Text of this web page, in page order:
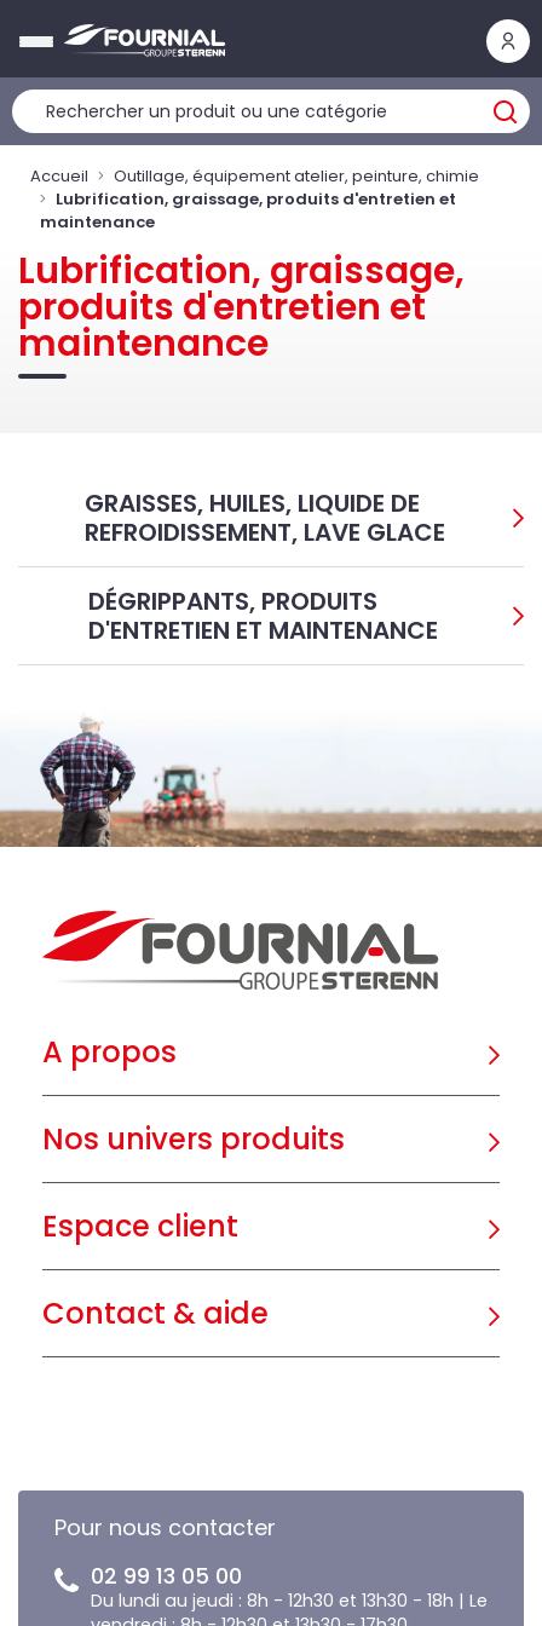
Accueil
Outillage, équipement atelier, peinture, chimie
Lubrification, graissage, produits d'entretien et
maintenance
Lubrification, graissage,
produits d'entretien et
maintenance
GRAISSES, HUILES, LIQUIDE DE
REFROIDISSEMENT, LAVE GLACE
DÉGRIPPANTS, PRODUITS
D'ENTRETIEN ET MAINTENANCE
A propos
Nos univers produits
Espace client
Contact & aide
Pour nous contacter
02 99 13 05 00
Du lundi au jeudi : 8h - 12h30 et 13h30 - 18h | Le